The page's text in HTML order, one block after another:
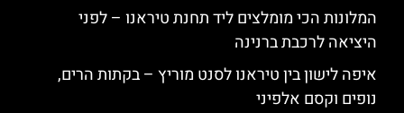
המלונות הכי מומלצים ליד תחנת טיראנו – לפני
היציאה לרכבת ברנינה
איפה לישון בין טיראנו לסנט מוריץ – בקתות הרים,
נופים וקסם אלפיני